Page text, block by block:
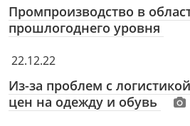
Промпроизводство в
прошлогоднего уровня
22.12.22
Из-за проблем с
цен на одежду и обувь